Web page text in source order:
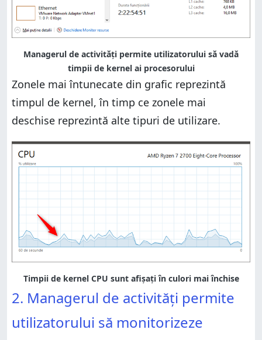
Managerul de activități permite utilizatorului să vadă
timpii de kernel ai procesorului
Zonele mai întunecate din grafic reprezintă
timpul de kernel, în timp ce zonele mai
deschise reprezintă alte tipuri de utilizare.
Timpii de kernel CPU sunt afișați în culori mai închise
2. Managerul de activități permite
utilizatorului să monitorizeze